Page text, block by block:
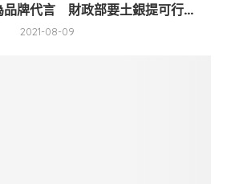
品牌代言 財政部要土銀提可行...
2021-08-09